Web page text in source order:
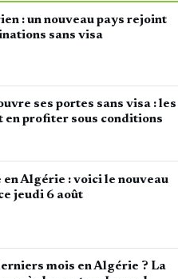
: un nouveau pays rejoint
sans visa
ses portes sans visa : les
en profiter sous conditions
en Algérie : voici le nouveau
jeudi 6 août
mois en Algérie ? La